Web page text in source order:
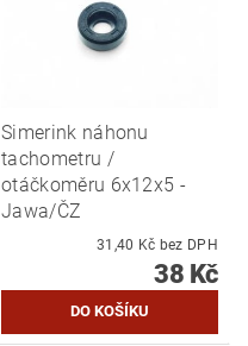
Simerink náhonu
tachometru /
otáčkoměru 6x12x5 -
Jawa/ČZ
31,40 Kč bez DPH
38 Kč